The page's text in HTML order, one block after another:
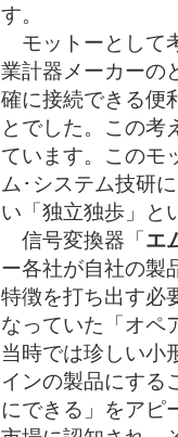
す。
モットーとして
業計器メーカーの
確に接続できる便
とでした。この考
ています。このモ
ム･システム技研
い「独立独歩」と
信号変換器「 エ
ー各社が自社の製
特徴を打ち出す必
なっていた「オペ
当時では珍しい小
インの製品にする
にできる」をアピ